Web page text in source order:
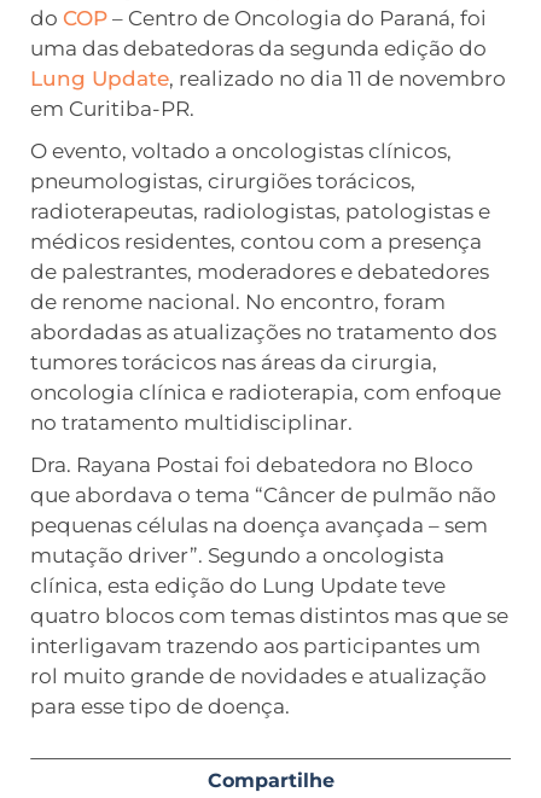
do COP – Centro de Oncologia do Paraná, foi
uma das debatedoras da segunda edição do
Lung Update, realizado no dia 11 de novembro
em Curitiba-PR.
O evento, voltado a oncologistas clínicos,
pneumologistas, cirurgiões torácicos,
radioterapeutas, radiologistas, patologistas e
médicos residentes, contou com a presença
de palestrantes, moderadores e debatedores
de renome nacional. No encontro, foram
abordadas as atualizações no tratamento dos
tumores torácicos nas áreas da cirurgia,
oncologia clínica e radioterapia, com enfoque
no tratamento multidisciplinar.
Dra. Rayana Postai foi debatedora no Bloco
que abordava o tema “Câncer de pulmão não
pequenas células na doença avançada – sem
mutação driver”. Segundo a oncologista
clínica, esta edição do Lung Update teve
quatro blocos com temas distintos mas que se
interligavam trazendo aos participantes um
rol muito grande de novidades e atualização
para esse tipo de doença.
Compartilhe